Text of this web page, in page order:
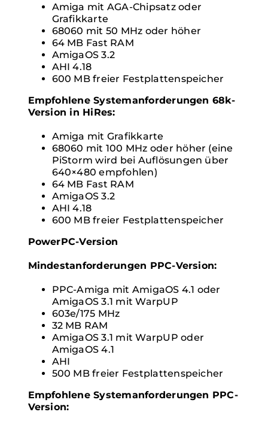
Amiga mit AGA-Chipsatz oder
Grafikkarte
68060 mit 50 MHz oder höher
64 MB Fast RAM
AmigaOS 3.2
AHI 4.18
600 MB freier Festplattenspeicher
Empfohlene Systemanforderungen 68k-
Version in HiRes:
Amiga mit Grafikkarte
68060 mit 100 MHz oder höher (eine
PiStorm wird bei Auflösungen über
640×480 empfohlen)
64 MB Fast RAM
AmigaOS 3.2
AHI 4.18
600 MB freier Festplattenspeicher
PowerPC-Version
Mindestanforderungen PPC-Version:
PPC-Amiga mit AmigaOS 4.1 oder
AmigaOS 3.1 mit WarpUP
603e/175 MHz
32 MB RAM
AmigaOS 3.1 mit WarpUP oder
AmigaOS 4.1
AHI
500 MB freier Festplattenspeicher
Empfohlene Systemanforderungen PPC-
Version: